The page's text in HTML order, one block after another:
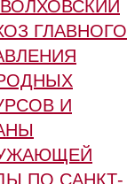
ВОЛХОВСКИЙ
ГЛАВНОГО
И
ПО САНКТ-